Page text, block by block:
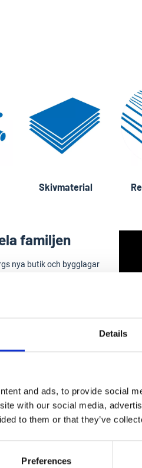
Details
and ads, to provide social
with our social media,
to them or that they’ve
Preferences
Skivmaterial
familjen
nya butik och bygglagar